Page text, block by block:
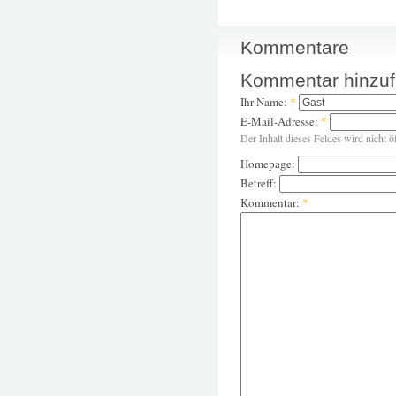
Kommentare
Kommentar
Ihr Name: *
E-Mail-Adresse: *
Der Inhalt dieses Feldes wird nicht
Homepage:
Betreff:
Kommentar: *